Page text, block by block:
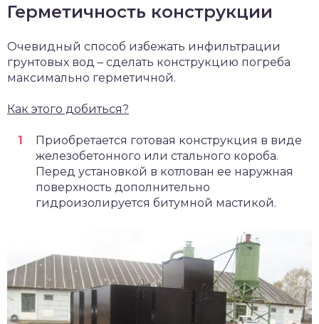
Герметичность конструкции
Очевидный способ избежать инфильтрации
грунтовых вод – сделать конструкцию погреба
максимально герметичной.
Как этого добиться?
Приобретается готовая конструкция в виде
железобетонного или стального короба.
Перед установкой в котлован ее наружная
поверхность дополнительно
гидроизолируется битумной мастикой.